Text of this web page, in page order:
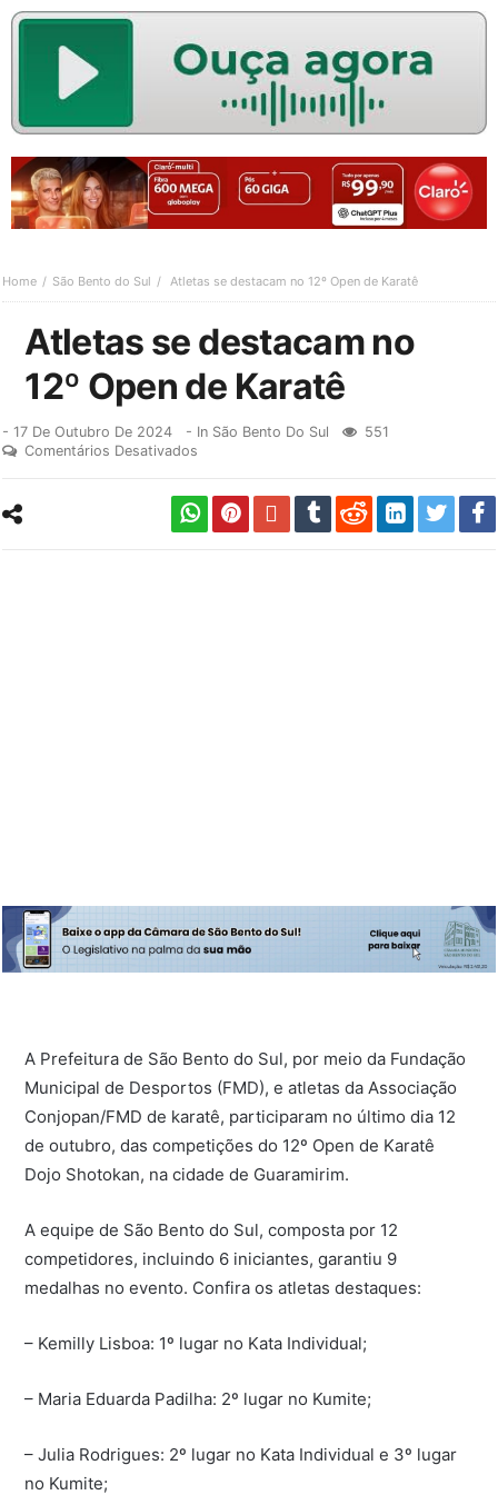
Home São Bento do Sul Atletas se destacam no 12º Open de Karatê
Atletas se destacam no
12º Open de Karatê
-17 De Outubro De 2024 - In São Bento Do Sul
551
Comentários Desativados
A Prefeitura de São Bento do Sul, por meio da Fundação
Municipal de Desportos (FMD), e atletas da Associação
Conjopan/FMD de karatê, participaram no último dia 12
de outubro, das competições do 12º Open de Karatê
Dojo Shotokan, na cidade de Guaramirim.
A equipe de São Bento do Sul, composta por 12
competidores, incluindo 6 iniciantes, garantiu 9
medalhas no evento. Confira os atletas destaques:
– Kemilly Lisboa: 1º lugar no Kata Individual;
– Maria Eduarda Padilha: 2º lugar no Kumite;
– Julia Rodrigues: 2º lugar no Kata Individual e 3º lugar
no Kumite;